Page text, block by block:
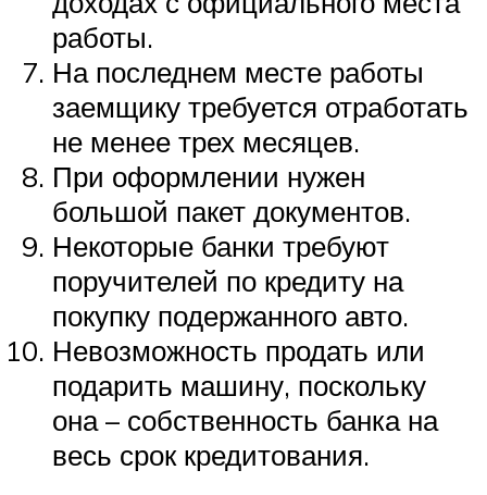
работы.
На последнем месте работы
заемщику требуется отработать
не менее трех месяцев.
При оформлении нужен
большой пакет документов.
Некоторые банки требуют
поручителей по кредиту на
покупку подержанного авто.
Невозможность продать или
подарить машину, поскольку
она – собственность банка на
весь срок кредитования.